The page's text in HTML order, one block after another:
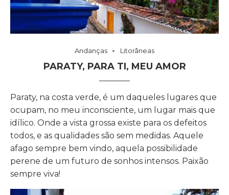
Andanças Litorâneas
PARATY, PARA TI, MEU AMOR
Paraty, na costa verde, é um daqueles lugares que
ocupam, no meu inconsciente, um lugar mais que
idílico. Onde a vista grossa existe para os defeitos
todos, e as qualidades são sem medidas. Aquele
afago sempre bem vindo, aquela possibilidade
perene de um futuro de sonhos intensos. Paixão
sempre viva!